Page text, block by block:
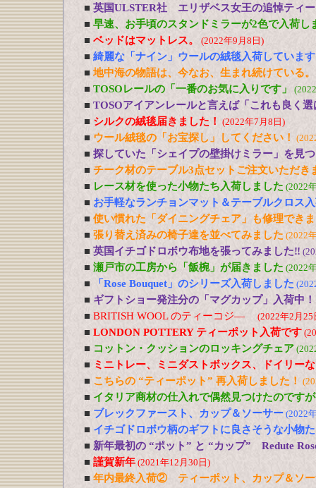
■ 英国ULSTER社 エリザベス女王の追悼ティ
■ 早速、お手頃のスタンドミラーが2色で入荷し
■ ベッドはマットレス。 (2022年9月8日)
■ 綺麗な「ナイン」ウールの絨毯入荷しています
■ 地中海の物語は、今なお、生まれ続けている
■ TOSOレールの「一番のお気に入りです」
■ TOSOアイアンレールと言えば「これも良く
■ シルクの絨毯届きました！ (2022年7月8日)
■ ウール絨毯の「お宝探し」してください！
■ 探していた「シェイプの壁掛けミラー」を見
■ チーク材のテーブル3点セットご注文いただき
■ レース材を使った小物たち入荷しました (2022
■ お手軽なランチョンマット＆テーブルクロス
■ 使い慣れた「ダイニングチェア」も修理でき
■ 張り替え済みの椅子達を並べてみました (2022
■ 英国イチゴドロボウ布地を張ってみました‼
■ 瀬戸市の工房から「飯椀」が届きました (2022
■ 「Rose Bouquet」のシリーズ入荷しました
■ ギフトショー発注分の「マグカップ」入荷中！
■ BRITISH WOOL のティーコジ― (2022年2月25
■ LONDON POTTERY ティーポット入荷です
■ コットン・クッションのロッキングチェア
■ ミニトレー、ミニダストボックス、ドイリー
■ こちらの “ティーポット” 再入荷しました！
■ イタリア商材の仕入れで偶然見つけたのです
■ ブレックファースト、カップ＆ソーサー (2022
■ イチゴドロボウ柄のギフトに良さそうな小物
■ 新年最初の “ポット” と “カップ” Redute
■ 謹賀新年 (2021年12月30日)
■ 年内最終入荷② ティーポット、カップ＆ソー